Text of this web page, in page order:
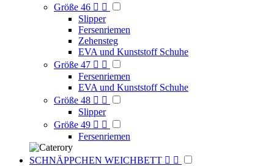
Größe 46  
Slipper
Fersenriemen
Zehensteg
EVA und Kunststoff Schuhe
Größe 47  
Fersenriemen
EVA und Kunststoff Schuhe
Größe 48  
Slipper
Größe 49  
Fersenriemen
SCHNÄPPCHEN WEICHBETT  